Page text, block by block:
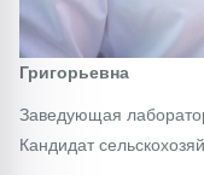
Григорьевна
Заведующая
Кандидат